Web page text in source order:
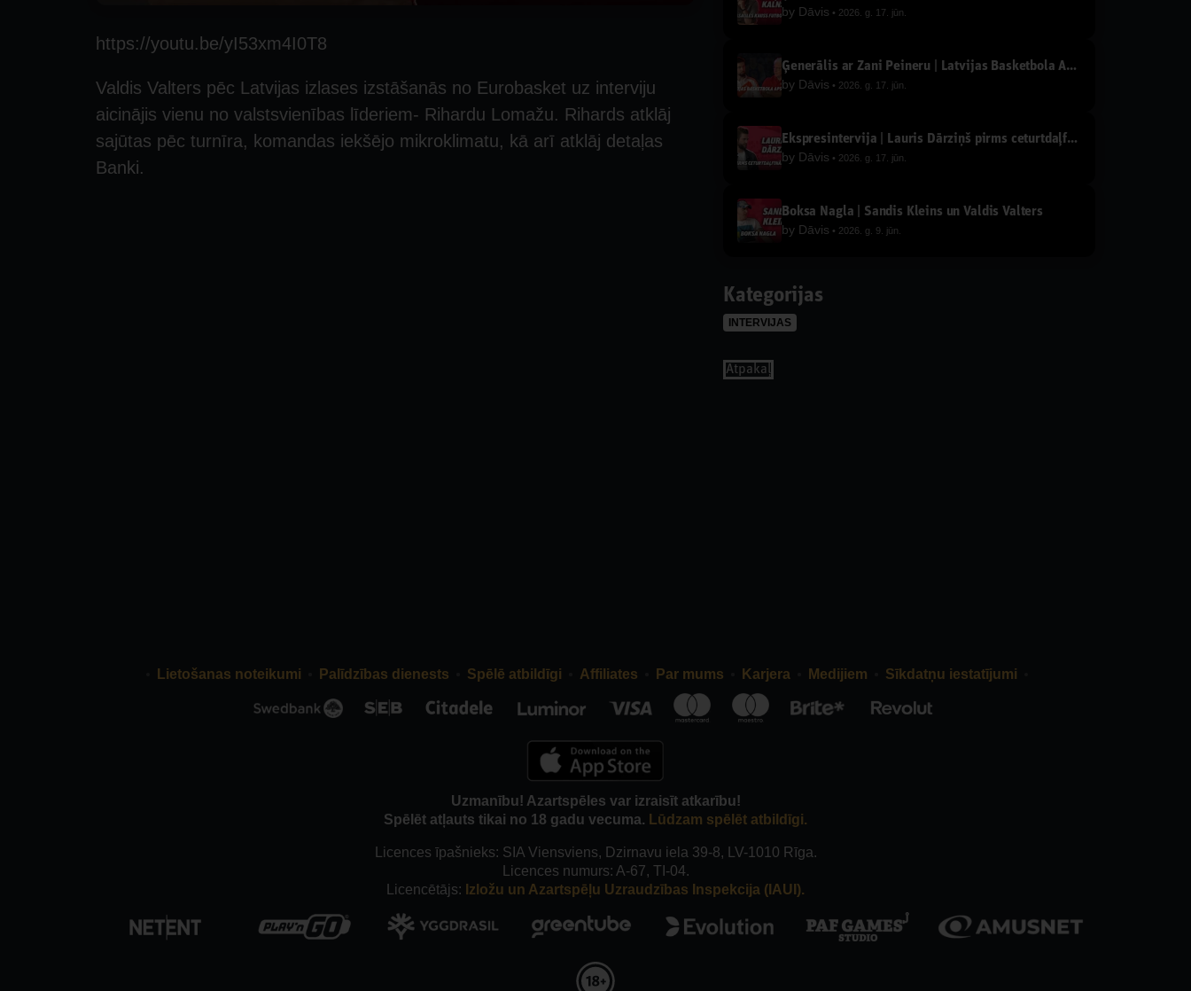
https://youtu.be/yI53xm4I0T8
Valdis Valters pēc Latvijas izlases izstāšanās no Eurobasket uz interviju
aicinājis vienu no valstsvienības līderiem- Rihardu Lomažu. Rihards atklāj
sajūtas pēc turnīra, komandas iekšējo mikroklimatu, kā arī atklāj detaļas
Banki.
by Dāvis 2026. g. 17. jūn.
Ģenerālis ar Žani Peineru | Latvijas Basketbola Apskats
by Dāvis 2026. g. 17. jūn.
Ekspresintervija | Lauris Dārziņš pirms ceturtdaļfināla
by Dāvis 2026. g. 17. jūn.
Boksa Nagla | Sandis Kleins un Valdis Valters
by Dāvis 2026. g. 9. jūn.
Kategorijas
INTERVIJAS
Аtpakaļ
Lietošanas noteikumi Palīdzības dienests Spēlē atbildīgi Affiliates Par mums Karjera Medijiem Sīkdatņu iestatījumi
Uzmanību! Azartspēles var izraisīt atkarību!
Spēlēt atļauts tikai no 18 gadu vecuma. Lūdzam spēlēt atbildīgi.
Licences īpašnieks: SIA Viensviens, Dzirnavu iela 39-8, LV-1010 Rīga.
Licences numurs: A-67, TI-04.
Licencētājs: Izložu un Azartspēļu Uzraudzības Inspekcija (IAUI).